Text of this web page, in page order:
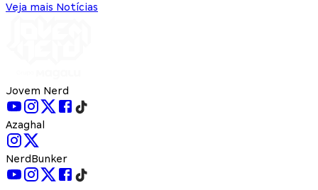
Veja mais Notícias
Jovem Nerd
Azaghal
NerdBunker